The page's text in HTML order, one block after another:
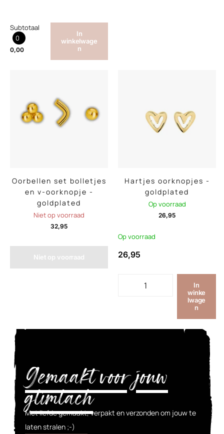
Subtotaal
0
0,00
In
winkelwage
n
Oorbellen set bolletjes
en v-oorknopje -
goldplated
Niet op voorraad
32,95
Niet op voorraad
Hartjes oorknopjes -
goldplated
Op voorraad
26,95
Op voorraad
26,95
In
winke
lwage
n
Gemaakt voor jouw
glimlach
Met liefde gemaakt, verpakt en verzonden om jouw te
laten stralen ;-)